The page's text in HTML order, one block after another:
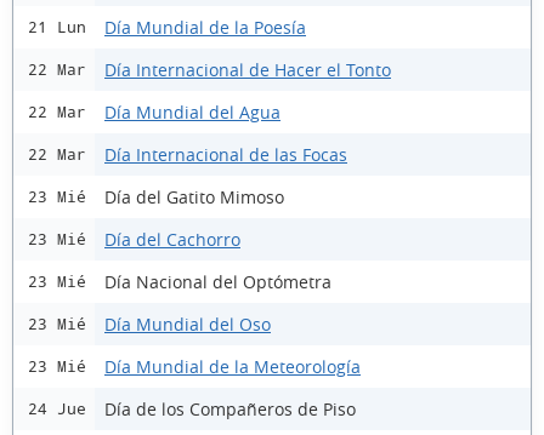
21 Lun Día Mundial de la Poesía
22 Mar Día Internacional de Hacer el Tonto
22 Mar Día Mundial del Agua
22 Mar Día Internacional de las Focas
23 Mié Día del Gatito Mimoso
23 Mié Día del Cachorro
23 Mié Día Nacional del Optómetra
23 Mié Día Mundial del Oso
23 Mié Día Mundial de la Meteorología
24 Jue Día de los Compañeros de Piso